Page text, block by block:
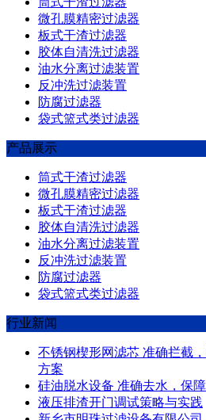
微孔膜精密过滤器
板式干渣过滤器
胶体自清洗过滤器
油水分离过滤装置
反冲洗过滤装置
防腐过滤器
袋式篮式类过滤器
产品展示
筒式干渣过滤器
微孔膜精密过滤器
板式干渣过滤器
胶体自清洗过滤器
油水分离过滤装置
反冲洗过滤装置
防腐过滤器
袋式篮式类过滤器
行业新闻
不锈钢楔形网滤芯 准确拦截
方案
硅油脱水设备 准确去水，保
液压排渣开门调试策略与实践